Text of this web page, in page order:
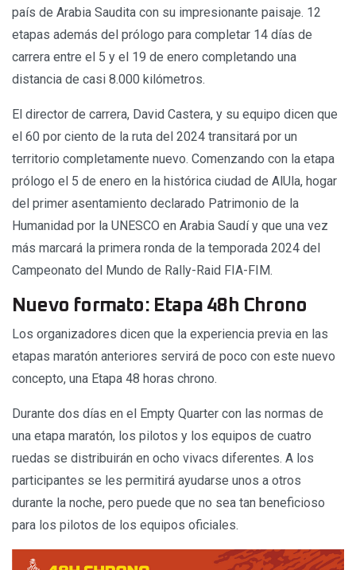
país de Arabia Saudita con su impresionante paisaje. 12
etapas además del prólogo para completar 14 días de
carrera entre el 5 y el 19 de enero completando una
distancia de casi 8.000 kilómetros.
El director de carrera, David Castera, y su equipo dicen que
el 60 por ciento de la ruta del 2024 transitará por un
territorio completamente nuevo. Comenzando con la etapa
prólogo el 5 de enero en la histórica ciudad de AlUla, hogar
del primer asentamiento declarado Patrimonio de la
Humanidad por la UNESCO en Arabia Saudí y que una vez
más marcará la primera ronda de la temporada 2024 del
Campeonato del Mundo de Rally-Raid FIA-FIM.
Nuevo formato: Etapa 48h Chrono
Los organizadores dicen que la experiencia previa en las
etapas maratón anteriores servirá de poco con este nuevo
concepto, una Etapa 48 horas chrono.
Durante dos días en el Empty Quarter con las normas de
una etapa maratón, los pilotos y los equipos de cuatro
ruedas se distribuirán en ocho vivacs diferentes. A los
participantes se les permitirá ayudarse unos a otros
durante la noche, pero puede que no sea tan beneficioso
para los pilotos de los equipos oficiales.